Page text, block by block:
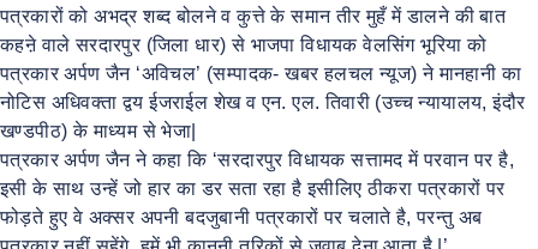
पत्रकारों को अभद्र शब्द बोलने व कुत्ते के समान तीर मुहँ में डालने की बात
कहऩे वाले सरदारपुर (जिला धार) से भाजपा विधायक वेलसिंग भूरिया को
पत्रकार अर्पण जैन ‘अविचल’ (सम्पादक- खबर हलचल न्यूज) ने मानहानी का
नोटिस अधिवक्ता द्वय ईजराईल शेख व एन. एल. तिवारी (उच्च न्यायालय, इंदौर
खण्डपीठ) के माध्यम से भेजा|
पत्रकार अर्पण जैन ने कहा कि ‘सरदारपुर विधायक सत्तामद में परवान पर है,
इसी के साथ उन्हें जो हार का डर सता रहा है इसीलिए ठीकरा पत्रकारों पर
फोड़ते हुए वे अक्सर अपनी बदजुबानी पत्रकारों पर चलाते है, परन्तु अब